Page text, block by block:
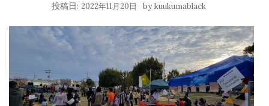
投稿日: 2022年11月20日 bykuukumablack